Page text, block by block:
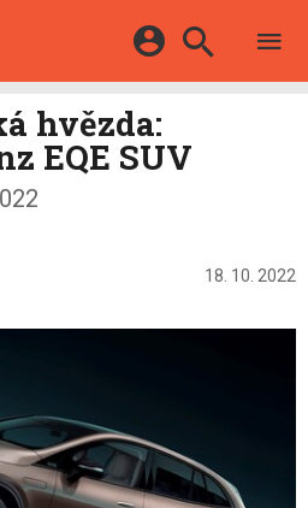
Google
hvězda:
EQE SUV
18. 10. 2022